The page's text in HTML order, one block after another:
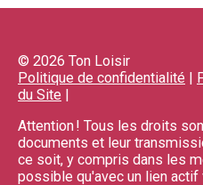
© 2026 Ton Loisir
Politique de confidentialité |
du Site |
Attention ! Tous les droits
documents et leur
ce soit, y compris dans les
possible qu'avec un lien